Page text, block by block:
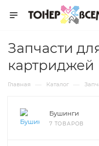
Запчасти
картриджей
Главная — Каталог —
Бушинги
7 ТОВАРОВ